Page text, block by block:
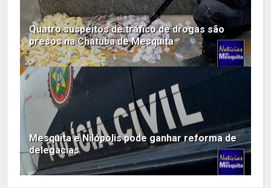
Quatro suspeitos de tráfico de drogas são
presos na Chatuba de Mesquita
Mesquita e Nilópolis pode ganhar reforma de
delegacias